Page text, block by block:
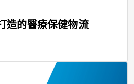
造的醫療保健物流